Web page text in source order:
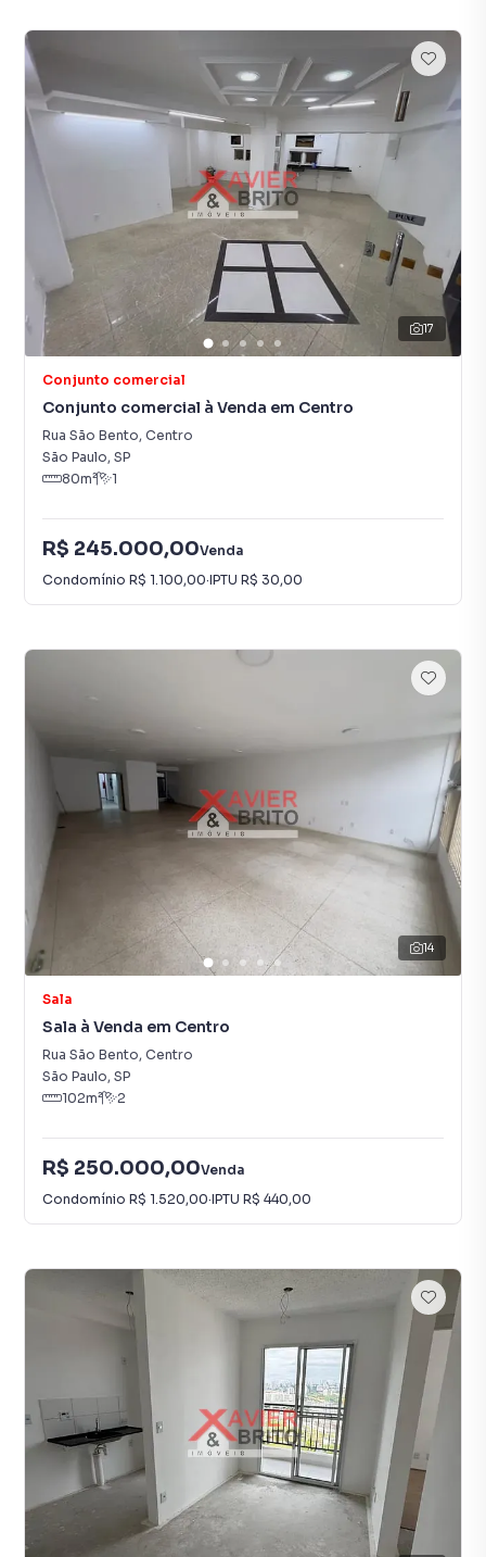
17
Conjunto comercial
Conjunto comercial à Venda em Centro
Rua São Bento, Centro
São Paulo, SP
80m² 1
R$ 245.000,00Venda
Condomínio R$ 1.100,00·IPTU R$ 30,00
14
Sala
Sala à Venda em Centro
Rua São Bento, Centro
São Paulo, SP
102m² 2
R$ 250.000,00Venda
Condomínio R$ 1.520,00·IPTU R$ 440,00